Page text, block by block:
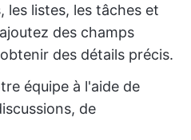
les listes, les tâches et
des champs
des détails précis.
équipe à l'aide de
de